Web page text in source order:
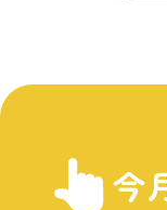
今